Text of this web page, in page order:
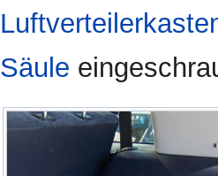
Säule